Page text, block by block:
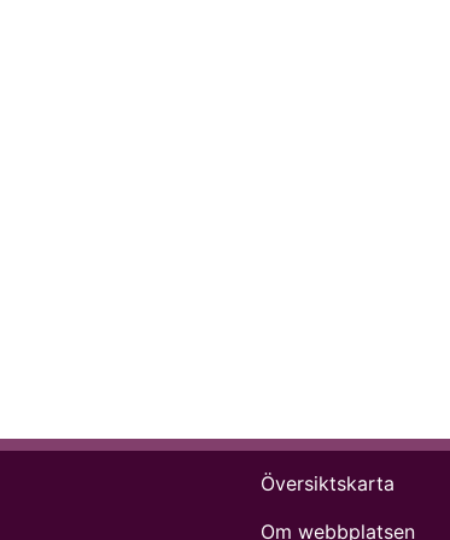
Översiktskarta
Om webbplatsen